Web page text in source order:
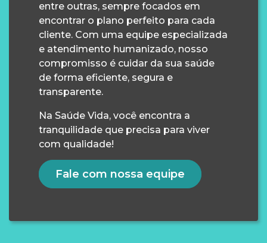
entre outras, sempre focados em
encontrar o plano perfeito para cada
cliente. Com uma equipe especializada
e atendimento humanizado, nosso
compromisso é cuidar da sua saúde
de forma eficiente, segura e
transparente.
Na Saúde Vida, você encontra a
tranquilidade que precisa para viver
com qualidade!
Fale com nossa equipe